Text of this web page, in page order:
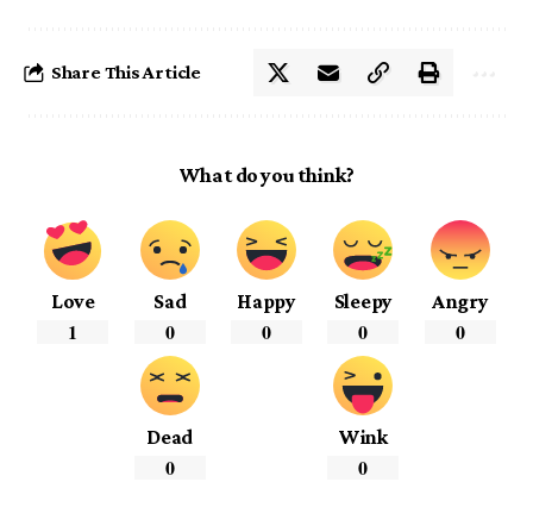
Share This Article
What do you think?
Love
1
Sad
0
Happy
0
Sleepy
0
Angry
0
Dead
0
Wink
0